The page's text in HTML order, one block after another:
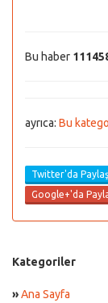
Bu haber
ayrıca: Bu
Twitter'da Paylaş
Google+'da
Kategoriler
»Ana Sayfa